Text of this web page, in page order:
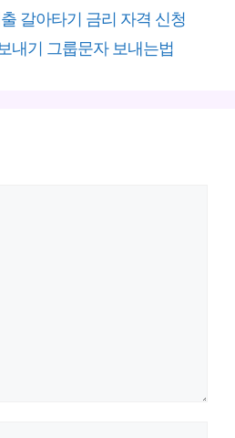
갈아타기 금리 자격 신청
내기 그룹문자 보내는법